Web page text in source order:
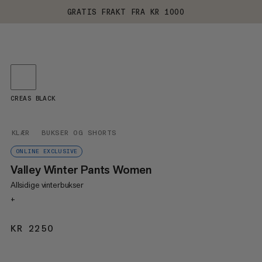
GRATIS FRAKT FRA KR 1000
KLÆR BUKSER OG SHORTS
ONLINE EXCLUSIVE
Valley Winter Pants Women
Allsidige vinterbukser
+
KR 2250
CREAS BLACK